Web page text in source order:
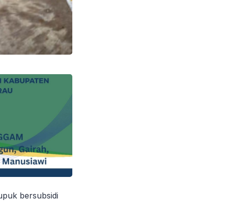
bersubsidi